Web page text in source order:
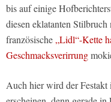
bis auf einige
diesen eklatanten
französische„Lidl“-Kette
Geschmacksverirrung
Auch hier wird der